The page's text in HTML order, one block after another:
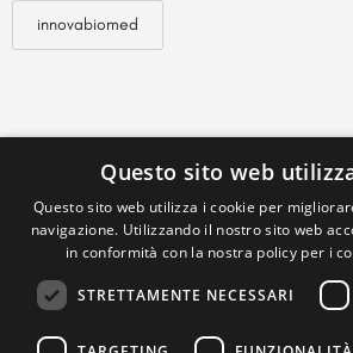
innovabiomed
Questo sito web
Questo sito web utilizza i cookie per
navigazione. Utilizzando il nostro sito web
in conformità con la nostra policy per i
STRETTAMENTE NECESSARI